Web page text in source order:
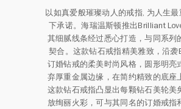
以如真爱般璀璨动人的戒指, 为人生
下承诺。海瑞温斯顿推出Brilliant
其细腻线条经过悉心打造，与同系列
契合。这款钻石戒指精美雅致，沿袭
订婚钻戒的柔美时尚风格，圆形明亮
弃厚重金属边缘，在简约精致的底座
这款钻石戒指凸显出每颗钻石美轮美
放绚丽火彩，可与其同名的订婚戒指